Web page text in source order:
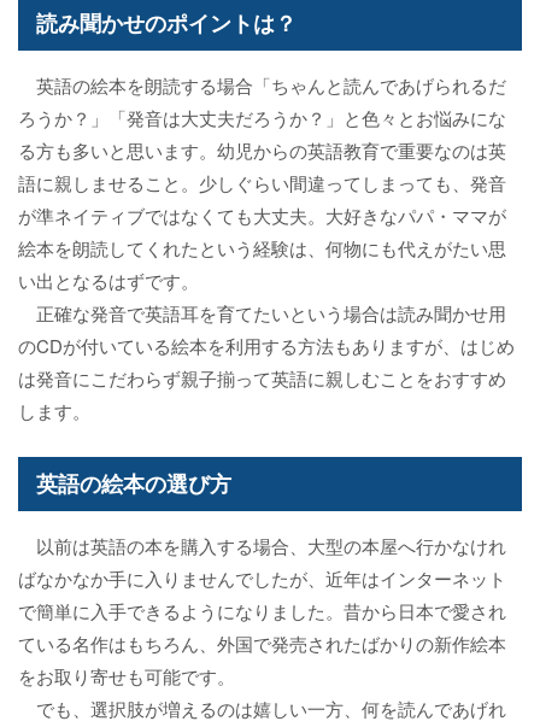
読み聞かせのポイントは？
英語の絵本を朗読する場合「ちゃんと読んであげられるだ
ろうか？」「発音は大丈夫だろうか？」と色々とお悩みにな
る方も多いと思います。幼児からの英語教育で重要なのは英
語に親しませること。少しぐらい間違ってしまっても、発音
が準ネイティブではなくても大丈夫。大好きなパパ・ママが
絵本を朗読してくれたという経験は、何物にも代えがたい思
い出となるはずです。
正確な発音で英語耳を育てたいという場合は読み聞かせ用
のCDが付いている絵本を利用する方法もありますが、はじめ
は発音にこだわらず親子揃って英語に親しむことをおすすめ
します。
英語の絵本の選び方
以前は英語の本を購入する場合、大型の本屋へ行かなけれ
ばなかなか手に入りませんでしたが、近年はインターネット
で簡単に入手できるようになりました。昔から日本で愛され
ている名作はもちろん、外国で発売されたばかりの新作絵本
をお取り寄せも可能です。
でも、選択肢が増えるのは嬉しい一方、何を読んであげれ